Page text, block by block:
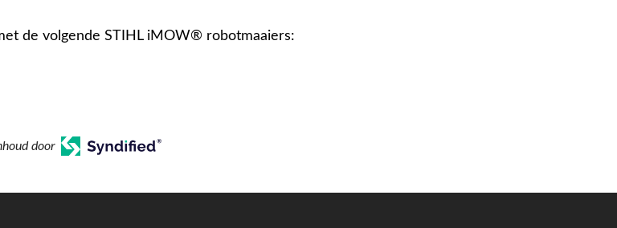
de volgende STIHL iMOW® robotmaaiers:
door